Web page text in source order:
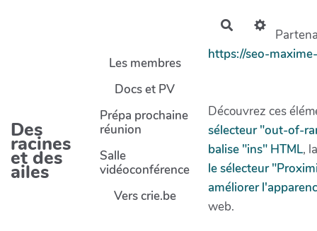
Des
racines
et des
ailes
Les membres
Docs et PV
Prépa prochaine
réunion
Salle
vidéoconférence
Vers crie.be
Rechercher
https://seo-
Découvrez ces
sélecteur "out-of-
balise "ins" HTML, la
le sélecteur
améliorer
web.